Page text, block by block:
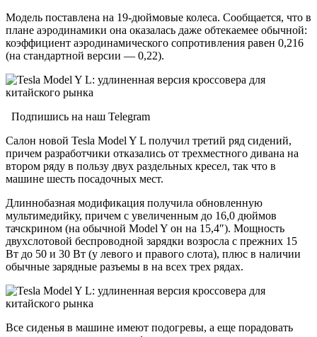
Модель поставлена на 19-дюймовые колеса. Сообщается, что в
плане аэродинамики она оказалась даже обтекаемее обычной:
коэффициент аэродинамического сопротивления равен 0,216
(на стандартной версии — 0,22).
Подпишись на наш Telegram
Салон новой Tesla Model Y L получил третий ряд сидений,
причем разработчики отказались от трехместного дивана на
втором ряду в пользу двух раздельных кресел, так что в
машине шесть посадочных мест.
Длиннобазная модификация получила обновленную
мультимедийку, причем с увеличенным до 16,0 дюймов
тачскрином (на обычной Model Y он на 15,4″). Мощность
двухслотовой беспроводной зарядки возросла с прежних 15
Вт до 50 и 30 Вт (у левого и правого слота), плюс в наличии
обычные зарядные разъемы в на всех трех рядах.
Все сиденья в машине имеют подогревы, а еще порадовать